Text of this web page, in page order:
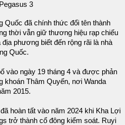
Pegasus 3
Quốc đã chính thức đổi tên thành
thời vẫn giữ thương hiệu rạp chiếu
phương biết đến rộng rãi là nhà
Quốc.
vào ngày 19 tháng 4 và được phản
khoán Thâm Quyến, nơi Wanda
2015.
hoàn tất vào năm 2024 khi Kha Lợi
trở thành cổ đông kiểm soát. Ruyi